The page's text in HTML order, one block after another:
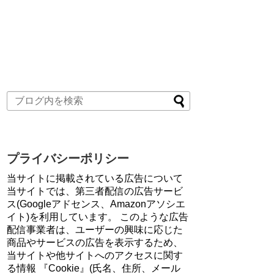
プライバシーポリシー
当サイトに掲載されている広告について
当サイトでは、第三者配信の広告サービ
ス(Googleアドセンス、Amazonアソシエ
イト)を利用しています。 このような広告
配信事業者は、ユーザーの興味に応じた
商品やサービスの広告を表示するため、
当サイトや他サイトへのアクセスに関す
る情報 『Cookie』(氏名、住所、メール